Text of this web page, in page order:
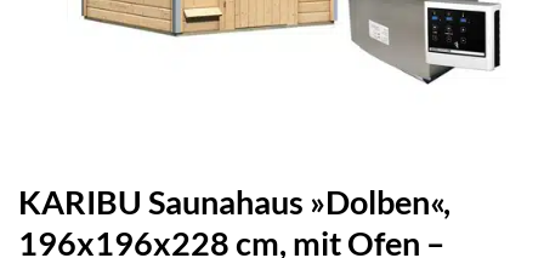
KARIBU Saunahaus »Dolben«,
196x196x228 cm, mit Ofen –